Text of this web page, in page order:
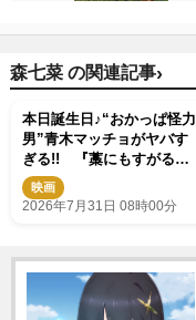
森七菜 の関連記事›
本日誕生日♪“おかっぱ怪力
男”青木マッチョがヤバす
ぎる!! 『藁にもすがる獣
たち』恐怖の“窓ドン”写真
公開
映画
2026年7月31日 08時00分